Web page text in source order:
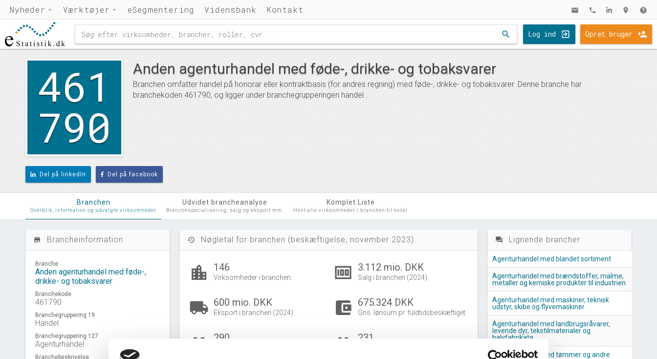
Nyheder Værktøjer eSegmentering Vidensbank Kontakt mail phone location_on help
search Log ind Opret bruger
461
790
Anden agenturhandel med føde-, drikke- og tobaksvarer
Branchen omfatter handel på honorar eller kontraktbasis (for andres regning) med føde-, drikke- og tobaksvarer. Denne branche har
branchekoden 461790, og ligger under branchegrupperingen handel .
Del på linkedIn Del på facebook
Branchen
Overblik, information og udvalgte virksomheder
Udvidet brancheanalyse
Branchespecialisering, salg og eksport mm.
Komplet Liste
Hent alle virksomheder i branchen til excel
store_mall_directory Brancheinformation
Branche
Anden agenturhandel med føde-,
drikke- og tobaksvarer
Branchekode
461790
Branchegruppering 19
Handel
Branchegruppering 127
Agenturhandel
Branchebeskrivelse
history Nøgletal for branchen (beskæftigelse, november 2023)
location_city 146
Virksomheder i branchen money 3.112 mio. DKK
Salg i branchen (2024)
local_shipping 600 mio. DKK
Eksport i branchen (2024) account_balance_wallet 675.324 DKK
Gns. lønsum pr. fuldtidsbeskæftiget
people_outline 290 group 231
question_answer Lignende brancher
Agenturhandel med blandet sortiment
Agenturhandel med brændstoffer, malme,
metaller og kemiske produkter til industrien
Agenturhandel med maskiner, teknisk
udstyr, skibe og flyvemaskiner
Agenturhandel med landbrugsråvarer,
levende dyr, tekstilmaterialer og
halvfabrikata
Agenturhandel med tømmer og andre